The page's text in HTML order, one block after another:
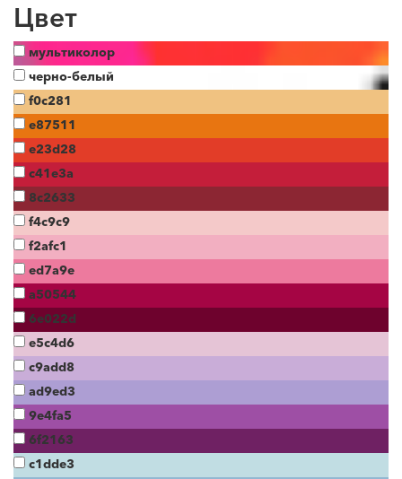
Цвет
мультиколор
черно-белый
f0c281
e87511
e23d28
c41e3a
8c2633
f4c9c9
f2afc1
ed7a9e
a50544
6e022d
e5c4d6
c9add8
ad9ed3
9e4fa5
6f2163
c1dde3